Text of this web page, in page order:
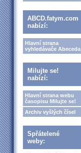
ABCD.fatym.com
nabízí:
Hlavní strana
vyhledávače Abeceda
Milujte se!
nabízí:
Hlavní strana webu
časopisu Milujte se!
Archiv vyšlých čísel
Spřátelené
weby: